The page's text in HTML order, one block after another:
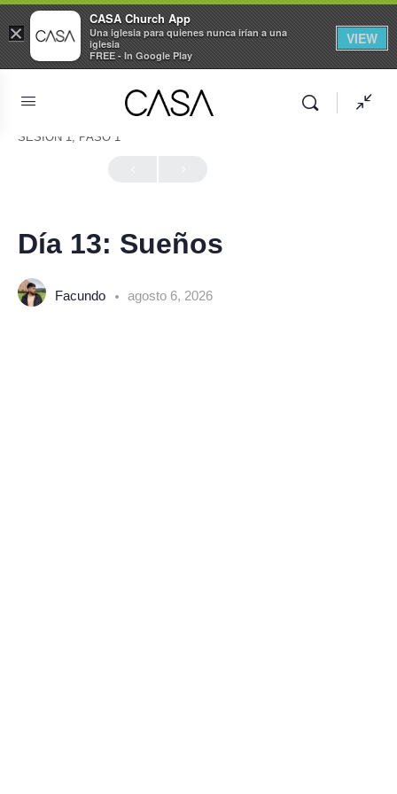
SESIÓN 1, PASO 1
Día 13: Sueños
Facundo agosto 6, 2026
×
CASA Church App
Una iglesia para quienes nunca irían a una
iglesia
FREE - In Google Play
VIEW